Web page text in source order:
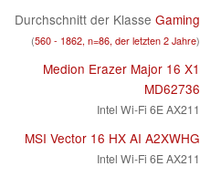
Durchschnitt der Klasse Gaming
(560 - 1862, n=86, der letzten 2 Jahre)
Medion Erazer Major 16 X1
MD62736
Intel Wi-Fi 6E AX211
MSI Vector 16 HX AI A2XWHG
Intel Wi-Fi 6E AX211